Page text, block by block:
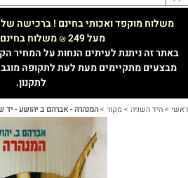
משלוח מוקפד ואכותי בחינם ! ברכישה של
מעל 249
₪משלוח
באתר זה ניתנת לעיתים הנחות על המחיר
מבצעים מתקיימים מעת לעת לתקופה
לתקנון.
ראשי >היד השניה >מקור >המנהרה - אברהם ב יהושע - יד